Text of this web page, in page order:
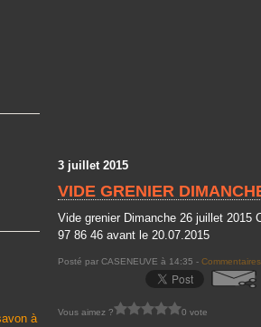
à
3 juillet 2015
VIDE GRENIER
Vide grenier Dimanche 26 juillet 2015
97 86 46 avant le 20.07.2015
Posté par CASENEUVE à 14:35 -
Vous aimez ? 0 vote